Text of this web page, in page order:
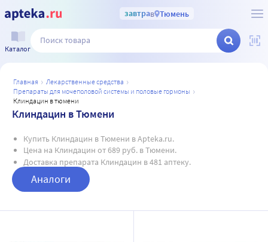
завтрав Тюмень
Каталог
главная
лекарственные средства
препараты для мочеполовой системы и половые гормоны
клиндацин в тюмени
Клиндацин в Тюмени
Купить Клиндацин в Тюмени в Apteka.ru.
Цена на Клиндацин от 689 руб. в Тюмени.
Доставка препарата Клиндацин в 481 аптеку.
Аналоги